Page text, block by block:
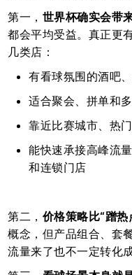
第一， 世界杯确实会带
都会平均受益。真正更
几类店：
有看球氛围的酒吧
适合聚会、拼单和
靠近比赛城市、热
能快速承接高峰流
和连锁门店
第二， 价格策略比“蹭热
概念，但产品组合、套
流量来了也不一定转化成